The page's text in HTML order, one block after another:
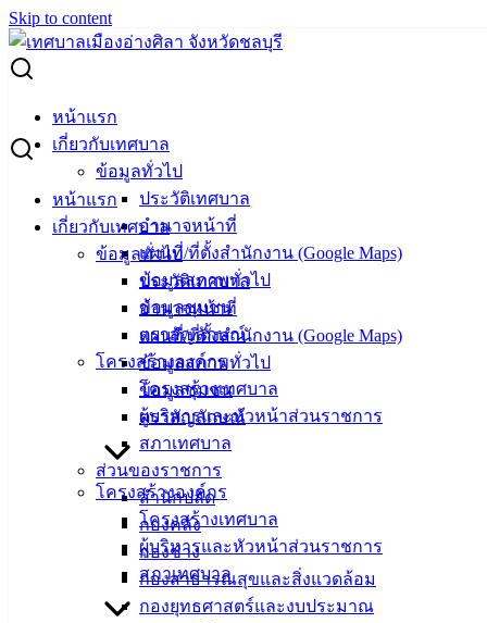
Skip to content
หน้าแรก
เกี่ยวกับเทศบาล
ข้อมูลทั่วไป
ประวัติเทศบาล
อำนาจหน้าที่
แผนที่/ที่ตั้งสำนักงาน (Google Maps)
ข้อมูลสภาพทั่วไป
ข้อมูลชุมชน
ตราสัญลักษณ์
โครงสร้างองค์กร
โครงสร้างเทศบาล
ผู้บริหารและหัวหน้าส่วนราชการ
สภาเทศบาล
ส่วนของราชการ
สำนักปลัด
กองคลัง
กองช่าง
กองสาธารณสุขและสิ่งแวดล้อม
กองยุทธศาสตร์และงบประมาณ
หน้าแรก
เกี่ยวกับเทศบาล
ข้อมูลทั่วไป
ประวัติเทศบาล
อำนาจหน้าที่
แผนที่/ที่ตั้งสำนักงาน (Google Maps)
ข้อมูลสภาพทั่วไป
ข้อมูลชุมชน
ตราสัญลักษณ์
โครงสร้างองค์กร
โครงสร้างเทศบาล
ผู้บริหารและหัวหน้าส่วนราชการ
สภาเทศบาล
Search for:
ป้องกันอย่างไร? ให้ปลอดภัยจากภัยฝุ่ละออง PM2.5
ป้องกันอย่างไร? ให้ปลอดภัยจากภัยฝุ่
ละออง PM2.5
กุมภาพันธ์ 7, 2025กุมภาพันธ์ 10, 2025
เมืองอ่าง